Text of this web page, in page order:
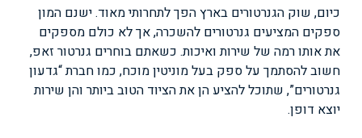
כיום, שוק הגנרטורים בארץ הפך לתחרותי מאוד. ישנם המון
ספקים המציעים גנרטורים להשכרה, אך לא כולם מספקים
את אותו רמה של שירות ואיכות. כשאתם בוחרים גנרטור זאפ,
חשוב להסתמך על ספק בעל מוניטין מוכח, כמו חברת “גדעון
גנרטורים”, שתוכל להציע הן את הציוד הטוב ביותר והן שירות
יוצא דופן.